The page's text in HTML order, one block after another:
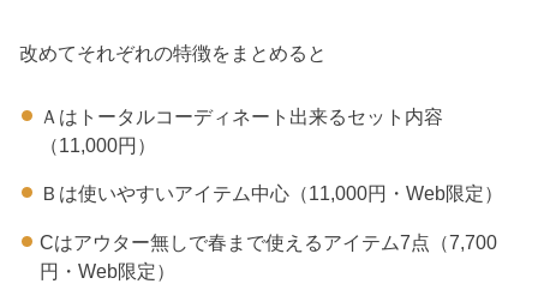
改めてそれぞれの特徴をまとめると
Ａはトータルコーディネート出来るセット内容
（11,000円）
Ｂは使いやすいアイテム中心（11,000円・Web限定）
Cはアウター無しで春まで使えるアイテム7点（7,700
円・Web限定）